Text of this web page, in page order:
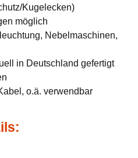
Kugelecken)
möglich
Nebelmaschinen,
in Deutschland gefertigt
o.ä. verwendbar